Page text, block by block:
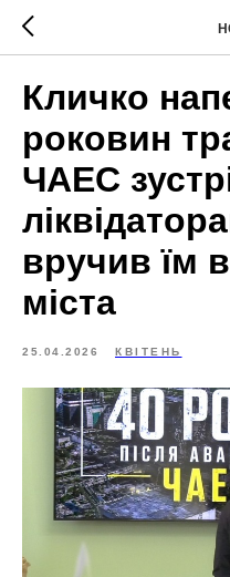
Кличко
роковин
ЧАЕС
вручив їм
міста
25.04.2026 КВІТЕНЬ